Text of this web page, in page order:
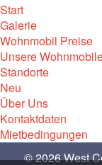
Start
Galerie
Wohnmobil Preise
Unsere
Standorte
Neu
Über Uns
Kontaktdaten
Mietbedingungen
© 2026 West